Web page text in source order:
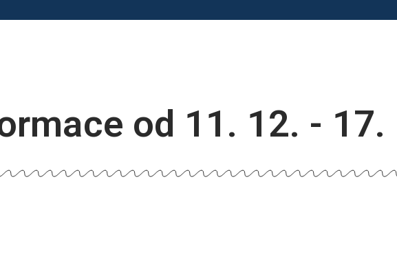
od 11. 12. - 17.